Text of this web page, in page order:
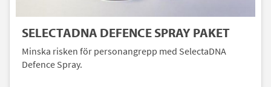
SELECTADNA DEFENCE SPRAY PAKET
Minska risken för personangrepp med SelectaDNA
Defence Spray.